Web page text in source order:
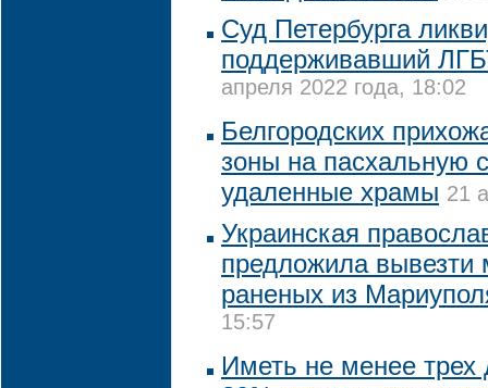
Суд Петербурга
поддерживавший
апреля 2022 года, 18:02
Белгородских
зоны на пасхальную
удаленные храмы 21
Украинская
предложила вывезти
раненых из
15:57
Иметь не менее трех